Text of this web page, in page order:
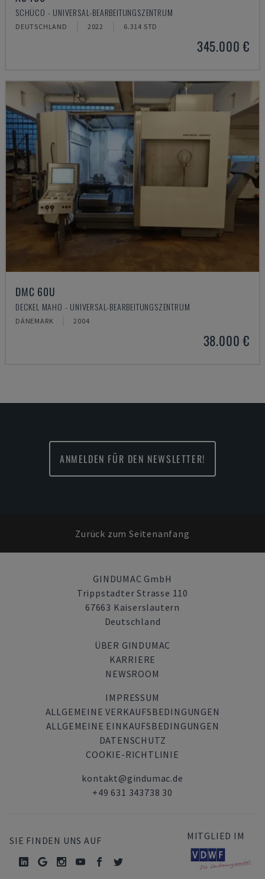
SCHÜCO - UNIVERSAL-BEARBEITUNGSZENTRUM
DEUTSCHLAND 2022 6.314 STD
345.000 €
DMC 60U
DECKEL MAHO - UNIVERSAL-BEARBEITUNGSZENTRUM
DÄNEMARK 2004
38.000 €
ANMELDEN FÜR DEN NEWSLETTER!
Zurück zum Seitenanfang
GINDUMAC GmbH
Trippstadter Strasse 110
67663 Kaiserslautern
Deutschland
ÜBER GINDUMAC
KARRIERE
NEWSROOM
IMPRESSUM
ALLGEMEINE VERKAUFSBEDINGUNGEN
ALLGEMEINE EINKAUFSBEDINGUNGEN
DATENSCHUTZ
COOKIE-RICHTLINIE
kontakt@gindumac.de
+49 631 343738 30
SIE FINDEN UNS AUF MITGLIED IM